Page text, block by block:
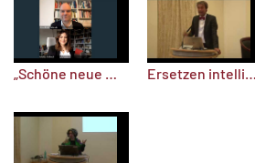
„Schöne neue Welt? – Chancen und Grenzen medizinischen Fortschritts in Geschichte und Gegenwart“ / Teil 1 Ersetzen intelligente Roboter die Ärzte? Zu Chancen der Künstlichen Intelligenz in der Medizin (2)